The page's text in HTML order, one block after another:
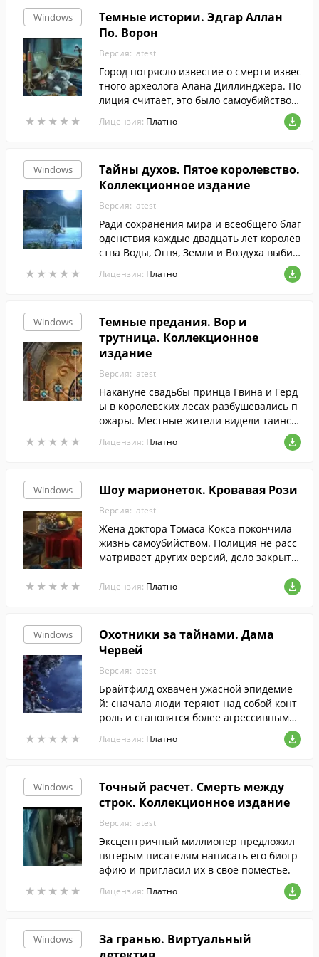
Windows
★ ★ ★ ★ ★
★ ★ ★ ★ ★
Темные истории. Эдгар Аллан
По. Ворон
Версия: latest
Город потрясло известие о смерти извес
тного археолога Алана Диллинджера. По
лиция считает, это было самоубийство и
мотивом стала безответная любовь к Ле
нор, которой мужчина оставил свое пос
Лицензия: Платно
Windows
★ ★ ★ ★ ★
★ ★ ★ ★ ★
Тайны духов. Пятое королевство.
Коллекционное издание
Версия: latest
Ради сохранения мира и всеобщего благ
оденствия каждые двадцать лет королев
ства Воды, Огня, Земли и Воздуха выбир
ают главного правителя. Но в этот раз в
коронацию хотят вмешаться темные си
Лицензия: Платно
Windows
★ ★ ★ ★ ★
★ ★ ★ ★ ★
Темные предания. Вор и
трутница. Коллекционное
издание
Версия: latest
Накануне свадьбы принца Гвина и Герд
ы в королевских лесах разбушевались п
ожары. Местные жители видели таинст
венного поджигателя, но поймать его ни
кому не удалось.
Лицензия: Платно
Windows
★ ★ ★ ★ ★
★ ★ ★ ★ ★
Шоу марионеток. Кровавая Рози
Версия: latest
Жена доктора Томаса Кокса покончила
жизнь самоубийством. Полиция не расс
матривает других версий, дело закрыто,
кажется.
Лицензия: Платно
Windows
★ ★ ★ ★ ★
★ ★ ★ ★ ★
Охотники за тайнами. Дама
Червей
Версия: latest
Брайтфилд охвачен ужасной эпидемие
й: сначала люди теряют над собой конт
роль и становятся более агрессивными,
Лицензия: Платно
Windows
★ ★ ★ ★ ★
★ ★ ★ ★ ★
Точный расчет. Смерть между
строк. Коллекционное издание
Версия: latest
Эксцентричный миллионер предложил
пятерым писателям написать его биогр
афию и пригласил их в свое поместье.
Лицензия: Платно
Windows
За гранью. Виртуальный